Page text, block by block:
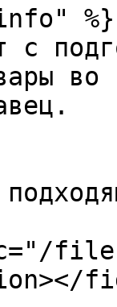
%}
во
files/